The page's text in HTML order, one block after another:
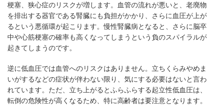
梗塞、狭心症のリスクが増します。血管の流れが悪いと、老廃物
を排出する器官である腎臓にも負担がかかり、さらに血圧が上が
るという悪循環が起こります。慢性腎臓病となると、さらに脳卒
中や心筋梗塞の確率も高くなってしまうという負のスパイラルが
起きてしまうのです。
逆に低血圧では血管へのリスクはありません。立ちくらみやめま
いがするなどの症状が伴わない限り、気にする必要はないと言わ
れています。ただ、立ち上がるとふらふらする起立性低血圧は、
転倒の危険性が高くなるため、特に高齢者は要注意となります。